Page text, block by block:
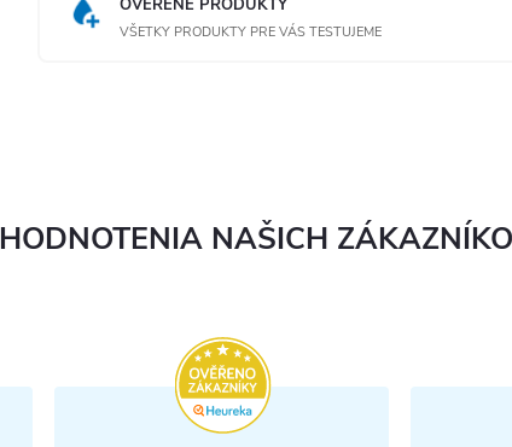
OVERENÉ PRODUKTY
VŠETKY PRODUKTY PRE VÁS TESTUJEME
HODNOTENIA NAŠICH